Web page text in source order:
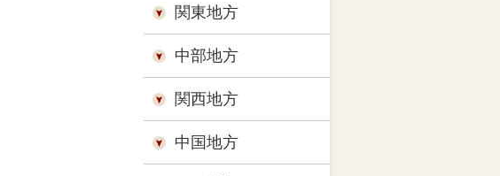
関東地方
中部地方
関西地方
中国地方